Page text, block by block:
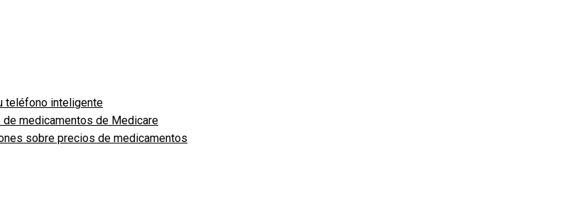
teléfono inteligente
sobre precios de medicamentos